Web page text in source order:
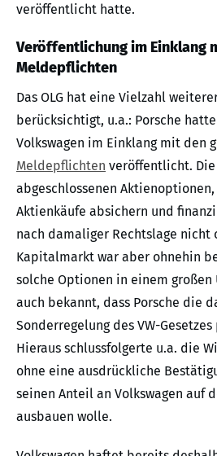
veröffentlicht hatte.
Veröffentlichung im Einklang
Meldepflichten
Das OLG hat eine Vielzahl
berücksichtigt, u.a.: Porsche
Volkswagen im Einklang mit den
Meldepflichten veröffentlicht. Die
abgeschlossenen
Aktienkäufe absichern und
nach damaliger Rechtslage nicht
Kapitalmarkt war aber ohnehin
solche Optionen in einem großen
auch bekannt, dass Porsche die
Sonderregelung des VW-
Hieraus schlussfolgerte u.a. die
ohne eine ausdrückliche
seinen Anteil an Volkswagen auf
ausbauen wolle.